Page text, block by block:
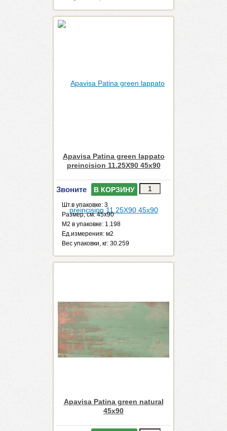
Apavisa Patina green lappato
preincision 11.25X90 45x90
Звоните В КОРЗИНУ
Шт.в упаковке: 3
Размер, см: 45x90
М2 в упаковке: 1.198
Ед.измерения: м2
Веc упаковки, кг: 30.259
Apavisa Patina green natural
45x90